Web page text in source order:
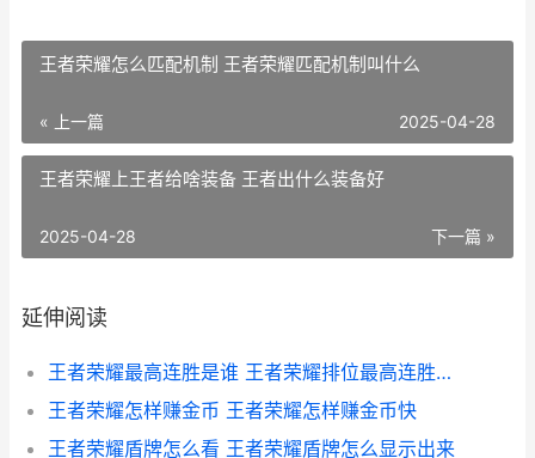
王者荣耀怎么匹配机制 王者荣耀匹配机制叫什么
« 上一篇 2025-04-28
王者荣耀上王者给啥装备 王者出什么装备好
下一篇 »
2025-04-28
延伸阅读
王者荣耀最高连胜是谁 王者荣耀排位最高连胜是谁
王者荣耀怎样赚金币 王者荣耀怎样赚金币快
王者荣耀盾牌怎么看 王者荣耀盾牌怎么显示出来